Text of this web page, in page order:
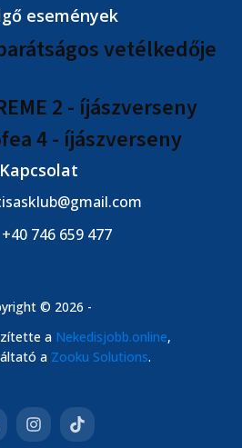
események
vetélkedője
2 - íjászverseny
4 - íjászverseny
Kapcsolat
+40 746 659 477
© 2026 -
a Nekedisjobb.online,
a Zooku Solutions.